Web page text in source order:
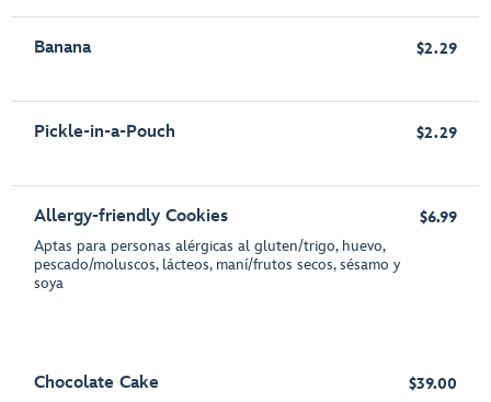
Banana $2.29
Pickle-in-a-Pouch $2.29
Allergy-friendly Cookies
Aptas para personas alérgicas al gluten/trigo, huevo,
pescado/moluscos, lácteos, maní/frutos secos, sésamo y
soya
$6.99
Chocolate Cake $39.00